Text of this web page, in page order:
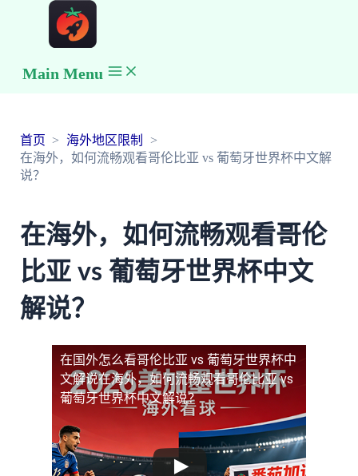
Main Menu
首页
海外地区限制
在海外，如何流畅观看哥伦比亚 vs 葡萄牙世界杯中文解
说？
在海外，如何流畅观看哥伦
比亚 vs 葡萄牙世界杯中文
解说？
在国外怎么看哥伦比亚 vs 葡萄牙世界杯中
文解说在海外，如何流畅观看哥伦比亚 vs
葡萄牙世界杯中文解说？